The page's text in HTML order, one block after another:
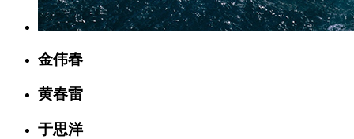
金伟春
黄春雷
于思洋